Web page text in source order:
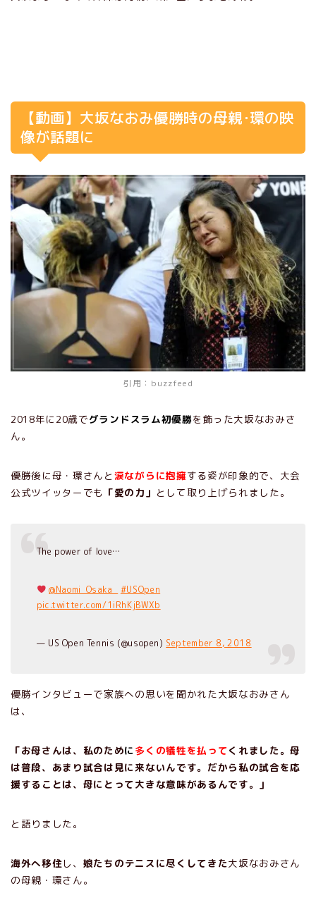
【動画】大坂なおみ優勝時の母親･環の映
像が話題に
引用： buzzfeed
2018年に20歳でグランドスラム初優勝を飾った大坂なおみさ
ん。
優勝後に母・環さんと 涙ながらに抱擁する姿が印象的で、大会
公式ツイッターでも 「愛の力」 として取り上げられました。
The power of love…
@Naomi_Osaka_
#USOpen
pic.twitter.com/1iRhKjBWXb
— US Open Tennis (@usopen) September 8, 2018
優勝インタビューで家族への思いを聞かれた大坂なおみさん
は、
「お母さんは、私のために多くの犠牲を払って くれました。母
は普段、あまり試合は見に来ないんです。だから私の試合を応
援することは、母にとって大きな意味があるんです。」
と語りました。
海外へ移住し、 娘たちのテニスに尽くしてきた大坂なおみさん
の母親・環さん。